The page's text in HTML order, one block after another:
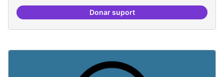
Donar suportEspai on la gent expressi i